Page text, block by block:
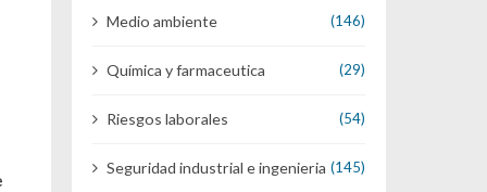
Medio ambiente (146)
Química y farmaceutica (29)
Riesgos laborales (54)
Seguridad industrial e ingenieria (145)